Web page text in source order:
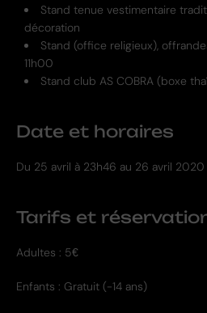
Stand tenue vestimentaire
décoration
Stand (office religieux),
11h00
Stand club AS COBRA (boxe
Date et horaires
Du 25 avril à 23h46 au 26 avril 2020
Tarifs et
Adultes : 5€
Enfants : Gratuit (-14 ans)